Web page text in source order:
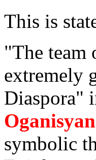
This is
"The
extremely
Diaspora"
Oganisyan
symbolic